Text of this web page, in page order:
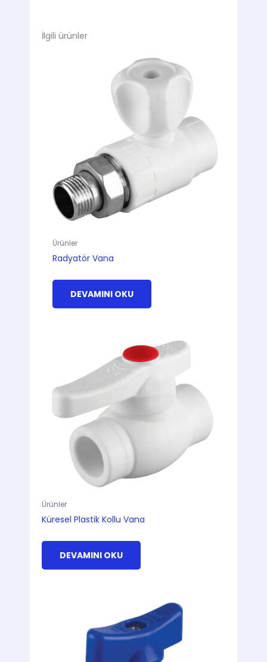
İlgili ürünler
Ürünler
Radyatör Vana
DEVAMINI OKU
Ürünler
Küresel Plastik Kollu Vana
DEVAMINI OKU